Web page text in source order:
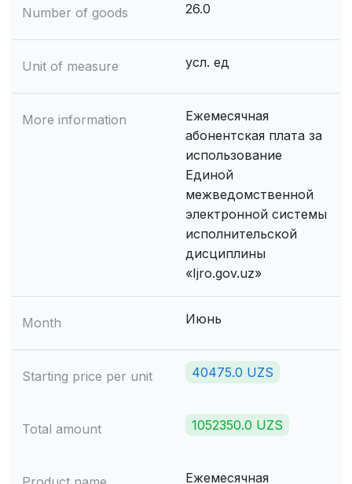
Number of goods 26.0
Unit of measure усл. ед
More information
Ежемесячная
абонентская плата за
использование
Единой
межведомственной
электронной системы
исполнительской
дисциплины
«Ijro.gov.uz»
Month Июнь
Starting price per unit 40475.0 UZS
Total amount 1052350.0 UZS
Ежемесячная